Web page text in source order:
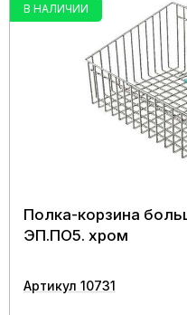
В НАЛИЧИИ
Полка-корзина
ЭП.ПО5. хром
Артикул 10731